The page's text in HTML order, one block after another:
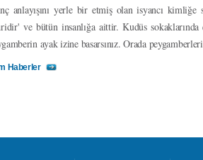
anlayışını yerle bir etmiş olan isyancı
ve bütün insanlığa aittir. Kudüs
ayak izine basarsınız. Orada
Haberler